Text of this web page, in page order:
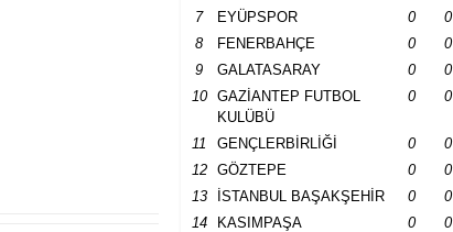
7
EYÜPSPOR 0
0
8
FENERBAHÇE 0
0
9
GALATASARAY 0
0
10
GAZİANTEP FUTBOL
KULÜBÜ
0 0
11 GENÇLERBİRLİĞİ 0
0
12
GÖZTEPE 0
0
13
İSTANBUL BAŞAKŞEHİR 0
0
14
KASIMPAŞA 0
0